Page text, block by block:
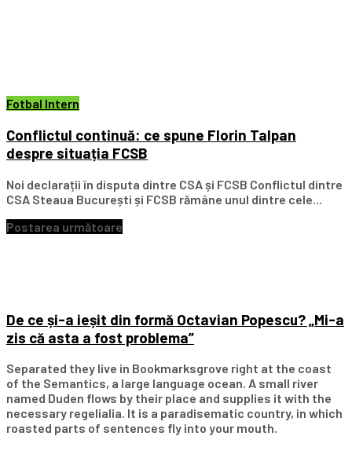
Fotbal Intern
Conflictul continuă: ce spune Florin Talpan
despre situația FCSB
Noi declarații în disputa dintre CSA și FCSB Conflictul dintre
CSA Steaua București și FCSB rămâne unul dintre cele...
Postarea următoare
De ce și-a ieșit din formă Octavian Popescu? „Mi-a
zis că asta a fost problema”
Separated they live in Bookmarksgrove right at the coast
of the Semantics, a large language ocean. A small river
named Duden flows by their place and supplies it with the
necessary regelialia. It is a paradisematic country, in which
roasted parts of sentences fly into your mouth.